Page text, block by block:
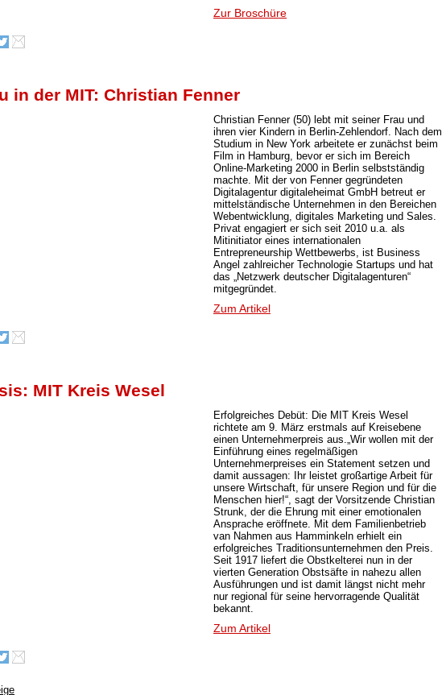
Zur Broschüre
in der MIT: Christian Fenner
Christian Fenner (50) lebt mit seiner Frau und
ihren vier Kindern in Berlin-Zehlendorf. Nach dem
Studium in New York arbeitete er zunächst beim
Film in Hamburg, bevor er sich im Bereich
Online-Marketing 2000 in Berlin selbstständig
machte. Mit der von Fenner gegründeten
Digitalagentur digitaleheimat GmbH betreut er
mittelständische Unternehmen in den Bereichen
Webentwicklung, digitales Marketing und Sales.
Privat engagiert er sich seit 2010 u.a. als
Mitinitiator eines internationalen
Entrepreneurship Wettbewerbs, ist Business
Angel zahlreicher Technologie Startups und hat
das „Netzwerk deutscher Digitalagenturen“
mitgegründet.
Zum Artikel
MIT Kreis Wesel
Erfolgreiches Debüt: Die MIT Kreis Wesel
richtete am 9. März erstmals auf Kreisebene
einen Unternehmerpreis aus.„Wir wollen mit der
Einführung eines regelmäßigen
Unternehmerpreises ein Statement setzen und
damit aussagen: Ihr leistet großartige Arbeit für
unsere Wirtschaft, für unsere Region und für die
Menschen hier!“, sagt der Vorsitzende Christian
Strunk, der die Ehrung mit einer emotionalen
Ansprache eröffnete. Mit dem Familienbetrieb
van Nahmen aus Hamminkeln erhielt ein
erfolgreiches Traditionsunternehmen den Preis.
Seit 1917 liefert die Obstkelterei nun in der
vierten Generation Obstsäfte in nahezu allen
Ausführungen und ist damit längst nicht mehr
nur regional für seine hervorragende Qualität
bekannt.
Zum Artikel